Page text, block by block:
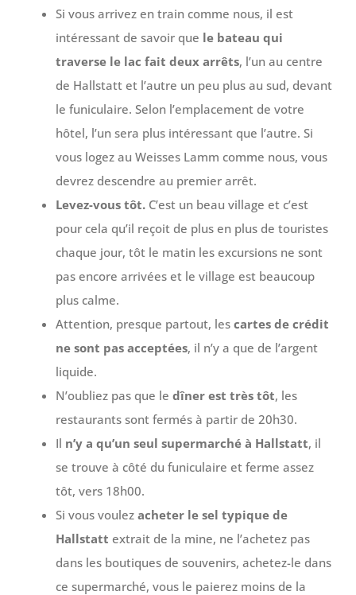
Si vous arrivez en train comme nous, il est
intéressant de savoir que le bateau qui
traverse le lac fait deux arrêts, l’un au centre
de Hallstatt et l’autre un peu plus au sud, devant
le funiculaire. Selon l’emplacement de votre
hôtel, l’un sera plus intéressant que l’autre. Si
vous logez au Weisses Lamm comme nous, vous
devrez descendre au premier arrêt.
Levez-vous tôt.C’est un beau village et c’est
pour cela qu’il reçoit de plus en plus de touristes
chaque jour, tôt le matin les excursions ne sont
pas encore arrivées et le village est beaucoup
plus calme.
Attention, presque partout, les cartes de crédit
ne sont pas acceptées, il n’y a que de l’argent
liquide.
N’oubliez pas que le dîner est très tôt, les
restaurants sont fermés à partir de 20h30.
Il n’y a qu’un seul supermarché à Hallstatt, il
se trouve à côté du funiculaire et ferme assez
tôt, vers 18h00.
Si vous voulez acheter le sel typique de
Hallstatt extrait de la mine, ne l’achetez pas
dans les boutiques de souvenirs, achetez-le dans
ce supermarché, vous le paierez moins de la